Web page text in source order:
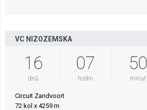
VC NIZOZEMSKA
16
dnů
07
hodin
50
minut
Circuit Zandvoort
72 kol x 4259 m